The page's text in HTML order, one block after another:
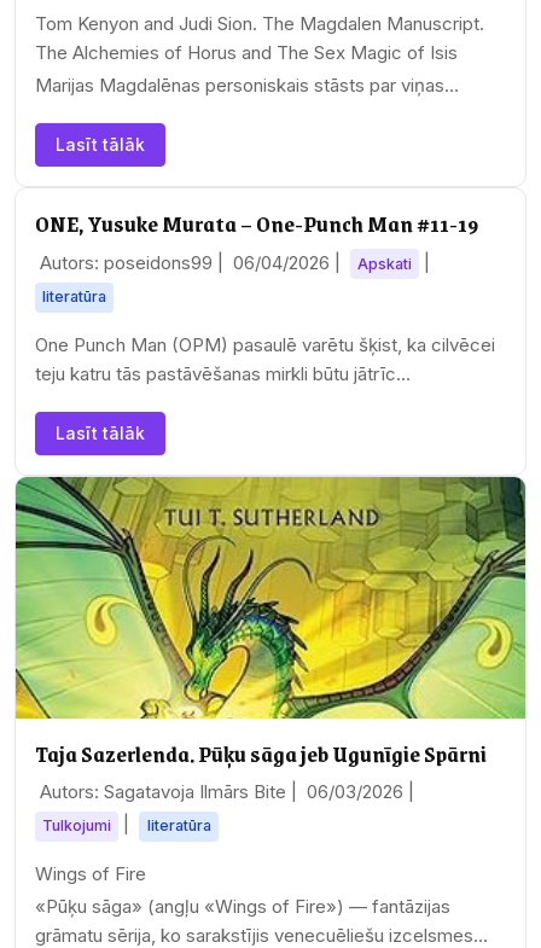
Tom Kenyon and Judi Sion. The Magdalen Manuscript.
The Alchemies of Horus and The Sex Magic of Isis
Marijas Magdalēnas personiskais stāsts par viņas…
Lasīt tālāk
ONE, Yusuke Murata – One-Punch Man #11-19
Autors: poseidons99 | 06/04/2026 Apskati
literatūra
One Punch Man (OPM) pasaulē varētu šķist, ka cilvēcei
teju katru tās pastāvēšanas mirkli būtu jātrīc
Lasīt tālāk
Taja Sazerlenda. Pūķu sāga jeb Ugunīgie Spārni
Autors: Sagatavoja Ilmārs Bite | 06/03/2026
Tulkojumi literatūra
Wings of Fire
«Pūķu sāga» (angļu «Wings of Fire») — fantāzijas
grāmatu sērija, ko sarakstījis venecuēliešu izcelsmes